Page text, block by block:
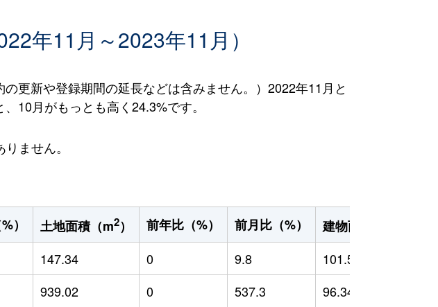
年11月～2023年11月）
更新や登録期間の延長などは含みません。）2022年11月と
10月がもっとも高く24.3%です。
ません。
） 土地面積（m2） 前年比（%） 前月比（%） 建物面積（m
147.34 0 9.8 101.51
939.02 0 537.3 96.34